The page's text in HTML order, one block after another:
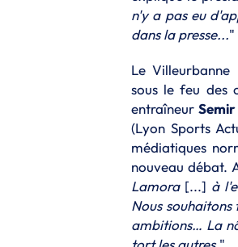
n'y a pas eu
dans la presse..."
Le
sous le feu des
entraîneur Semir
(Lyon Sports
médiatiques
nouveau débat.
Lamora[...] à
Nous
ambitions… La